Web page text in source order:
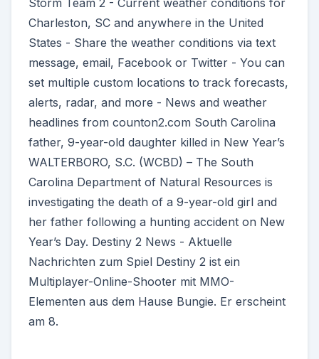
Storm Team 2 - Current weather conditions for
Charleston, SC and anywhere in the United
States - Share the weather conditions via text
message, email, Facebook or Twitter - You can
set multiple custom locations to track forecasts,
alerts, radar, and more - News and weather
headlines from counton2.com South Carolina
father, 9-year-old daughter killed in New Year’s
WALTERBORO, S.C. (WCBD) – The South
Carolina Department of Natural Resources is
investigating the death of a 9-year-old girl and
her father following a hunting accident on New
Year’s Day. Destiny 2 News - Aktuelle
Nachrichten zum Spiel Destiny 2 ist ein
Multiplayer-Online-Shooter mit MMO-
Elementen aus dem Hause Bungie. Er erscheint
am 8.